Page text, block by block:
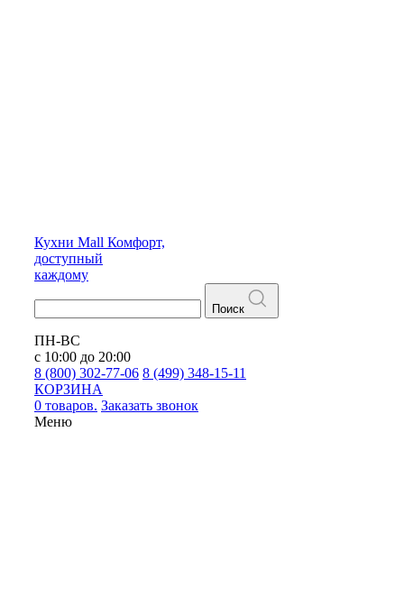
Кухни Mall Комфорт,
доступный
каждому
Поиск
ПН-ВС
с 10:00 до 20:00
8 (800) 302-77-06 8 (499) 348-15-11
КОРЗИНА
0 товаров. Заказать звонок
Меню